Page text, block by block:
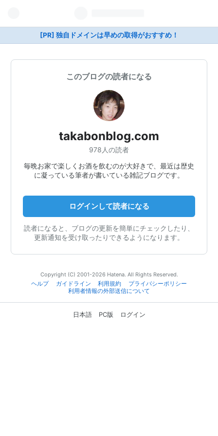
[PR] 独自ドメインは早めの取得がおすすめ！
このブログの読者になる
takabonblog.com
978人の読者
毎晩お家で楽しくお酒を飲むのが大好きで、最近は歴史
に凝っている筆者が書いている雑記ブログです。
ログインして読者になる
読者になると、ブログの更新を簡単にチェックしたり、
更新通知を受け取ったりできるようになります。
Copyright (C) 2001-2026 Hatena. All Rights Reserved.
ヘルプ
ガイドライン 利用規約
プライバシーポリシー
利用者情報の外部送信について
日本語 PC版 ログイン